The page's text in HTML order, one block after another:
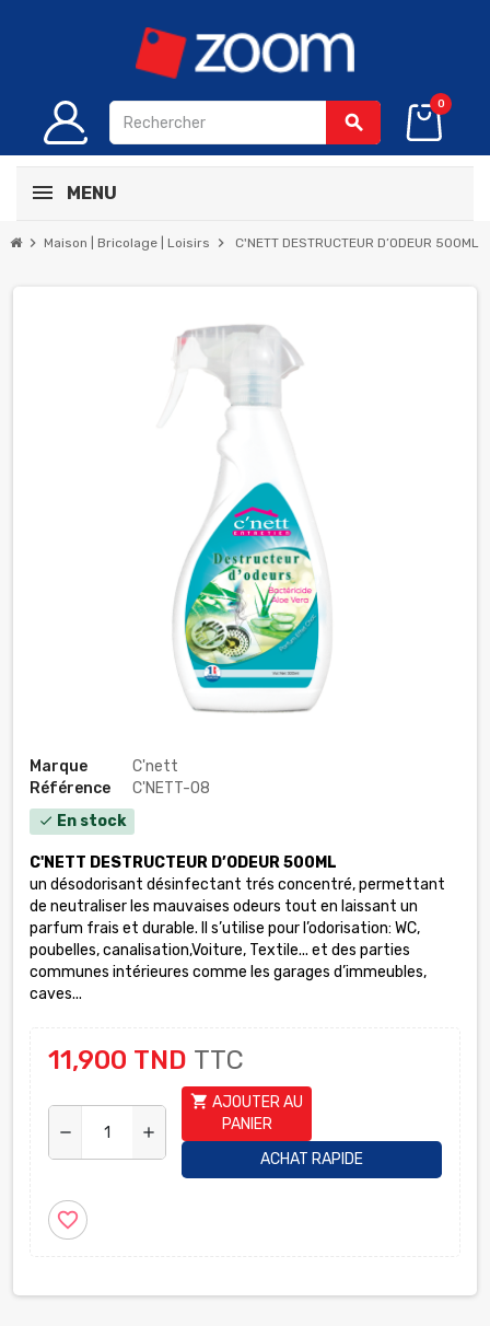
search
0
MENU
chevron_right Maison | Bricolage | Loisirs chevron_right C'NETT DESTRUCTEUR D’ODEUR 500ML
Marque
C'nett
Référence
C'NETT-08
check En stock
C'NETT DESTRUCTEUR D’ODEUR 500ML
un désodorisant désinfectant trés concentré, permettant
de neutraliser les mauvaises odeurs tout en laissant un
parfum frais et durable. Il s’utilise pour l’odorisation: WC,
poubelles, canalisation,Voiture, Textile... et des parties
communes intérieures comme les garages d’immeubles,
caves...
11,900 TND TTC
remove add
shopping_cart AJOUTER AU
PANIER
ACHAT RAPIDE
favorite_border